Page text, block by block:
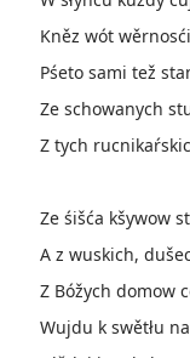
Kněz wót
Pśeto sami tež
Ze schowanych
Z tych
Ze śišća kšywow
A z wuskich,
Z Bóžych domow
Wujdu k swětłu